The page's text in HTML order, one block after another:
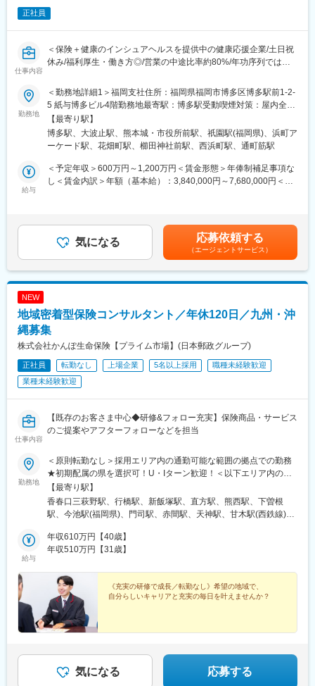
ニーです。
11時：代理店との商談（1）
12時：ランチ
13時：データ分析、提案資料の作成
15時：代理店との商談（2）
17時：帰社、事務作業、翌日の準備
18時：退社
■研修制度
入社後は全体研修の後、支社配属となり、商談同行や、資料作成
のサポートからお任せします。中途入社社員も早期に馴染めるよ
う、1年間「エンゲージメントサポーター」をアサインします。
OJT/カルチャーの伝承/人間関係構築をサポートします。
■「ブロック転勤コース」について
〇異動：あり (ブロック内の組織に限る。ただし、「一時転勤」
・転勤手当：4～12万円/月 グレードに応じて変動
・借上社宅制度：約6～11万円/月 居住地区・グレード・家族帯
同有無に応じて変動
・転勤一時金：30～50万円/回 グレード・家族帯同有無に応じて
○コース変更：入社後、『全国型コース』へ変更可能。
■採用配属エリア
選考時に希望のブロックをご提示ください。
変更の範囲：会社の定める業務（会社が出向を指示した場合は出
向先の定める業務となります）
正社員
仕事内容
＜保険＋健康のインシュアヘルスを提供中の健康応援企業/土日祝
休み/福利厚生・働き方◎/営業の中途比率約80%/年功序列ではな
■業務内容
・代理店への営業推進・サポート業務
（生命保険の販売戦略の立案、商品勉強会、引受などの営業活
動）
・代理店経営者のサポート（アクションプランの立案～実行）
・担当エリアのマーケット動向及び消費者ニーズの分析、同業他
社の販売戦略分析
※担当代理店数は20～40店程度となり、3社程度を1日に訪問しま
す。
康サービスの導入も代理店へ並行して進めており、提携している
代理店の従業員の方や代理店を通じて保険に加入されている個人
の方の健康促進も行っております。
■キャリアパス
様なキャリアパスがあります。
「健康経営」の実践を通して、社員とその家族の健康維持・増進
を図り、国民が健康になることを応援する企業風土です。5日間連
続の休暇取得推奨、リモートワーク推進（平均週2～3で在宅）、
社宅制度等の福利厚生等も整っており、社員の平均有休取得平均
日数も19日を誇ります。また、所定労働は7時間、残業は月10～
20時間程度とプライベートも充実をさせやすい環境です。
■同社の戦略
当社は商品・サービスを通じてお客さまが健康になることを応援
を応援する機能 （Healthcare）を組み合わせた、従来にない新た
な価値「保険＋健康（Insurhealth：インシュアヘルス）」を提供
しております。
変更の範囲：会社の定める業務
勤務地
＜勤務地詳細1＞福岡支社住所：福岡県福岡市博多区博多駅前1-2-
5 紙与博多ビル4階勤務地最寄駅：博多駅受動喫煙対策：屋内全面
禁煙＜勤務地詳細2＞長崎支社住所：長崎県長崎市万才町3-16 損
保ジャパン長崎ビル2階受動喫煙対策：屋内全面禁煙＜勤務地詳細
3＞熊本支社住所：熊本県熊本市中央区花畑町1-7 ＭＹ熊本ビル3
煙変更の範囲：会社の定める事業所
【最寄り駅】
博多駅、大波止駅、熊本城・市役所前駅、祇園駅(福岡県)、浜町ア
ーケード駅、花畑町駅、櫛田神社前駅、西浜町駅、通町筋駅
給与
＜予定年収＞600万円～1,200万円＜賃金形態＞年俸制補足事項な
し＜賃金内訳＞年額（基本給）：3,840,000円～7,680,000円＜月
可能性があります。月給(月額)は固定手当を含めた表記です。
気になる 応募依頼する
（エージェントサービス）
NEW
地域密着型保険コンサルタント／年休120日／九州・沖
縄募集
株式会社かんぽ生命保険【プライム市場】(日本郵政グループ)
正社員 転勤なし 上場企業 5名以上採用
職種未経験歓迎
業種未経験歓迎
仕事内容
【既存のお客さま中心◆研修&フォロー充実】保険商品・サービス
のご提案やアフターフォローなどを担当
勤務地
＜原則転勤なし＞採用エリア内の通勤可能な範囲の拠点での勤務
★初期配属の県を選択可！U・Iターン歓迎！＜以下エリア内の郵
便局内に設置されたかんぽサービス部＞■九州エリア：福岡県、佐
賀県、長崎県、大分県、宮崎県、鹿児島県、熊本県■沖縄エリア：
沖縄県※基本的にスクーターまたはバイク、一部エリアは車で営業
社から3カ月間、研修センター等での育成プログラムに参加 育児
等の家庭事情があり、参加が難しい場合はリモートプログラムと
スあり）
【最寄り駅】
香春口三萩野駅、行橋駅、新飯塚駅、直方駅、熊西駅、下曽根
駅、今池駅(福岡県)、門司駅、赤間駅、天神駅、甘木駅(西鉄線)、
羽犬塚駅、大牟田駅、御井駅、佐賀駅、武雄温泉駅、唐津駅、伊
万里駅、鳥栖駅、五島町駅、霊丘公園体育館駅、本諫早駅、大学
角駅、木葉駅、玉名駅、人吉温泉駅、宮地駅、川尻駅(熊本県)、健
軍校前駅、光の森駅、大分駅、佐伯駅、中津駅(大分県)、日田駅、
宇佐駅、別府駅(大分県)、鶴崎駅、延岡駅、西都城駅、宮崎駅、油
津駅、小林駅(宮崎県)、日向新富駅、高見橋駅、川内駅(鹿児島
県)、志布志駅、枕崎駅、宮ケ浜駅、国分駅(鹿児島県)、谷山駅(指
浦添前田駅、旦過駅、西鉄福岡駅、甘木駅(甘木鉄道線)、桜並木
駅、梅林駅(福岡県)、長崎駅前駅、島原船津駅、原爆資料館駅、佐
世保中央駅、新町駅(熊本県)、人吉駅、鹿児島中央駅前駅、市役所
給与
年収610万円【40歳】
年収510万円【31歳】
《充実の研修で成長／転勤なし》希望の地域で、
自分らしいキャリアと充実の毎日を叶えませんか？
気になる 応募する